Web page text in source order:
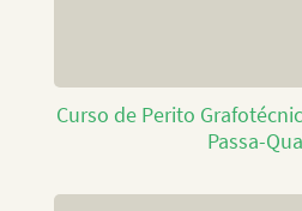
Curso de Perito
Passa-